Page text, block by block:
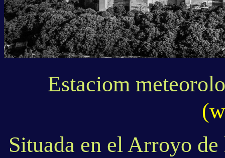
Estaciom
Situada en el Arroyo